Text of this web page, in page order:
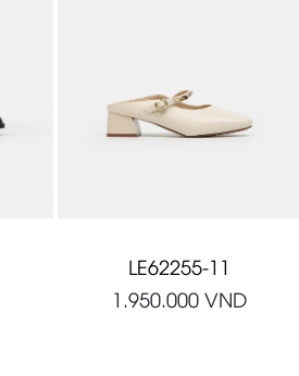
LE62255-11
1.950.000 VND